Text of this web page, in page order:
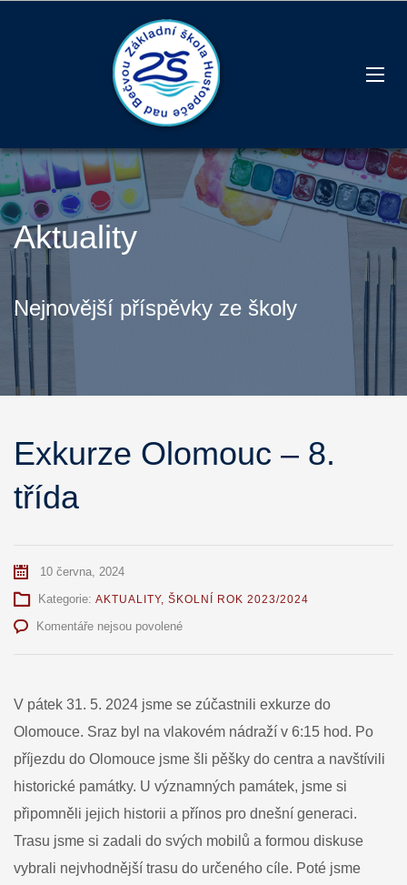
Aktuality
Nejnovější příspěvky ze školy
Exkurze Olomouc – 8.
třída
10 června, 2024
Kategorie: AKTUALITY, ŠKOLNÍ ROK 2023/2024
Komentáře nejsou povolenéu
Exkurze
–
8.
V pátek 31. 5. 2024 jsme se zúčastnili exkurze do
Olomouce. Sraz byl na vlakovém nádraží v 6:15 hod. Po
příjezdu do Olomouce jsme šli pěšky do centra a navštívili
historické památky. U významných památek, jsme si
připomněli jejich historii a přínos pro dnešní generaci.
Trasu jsme si zadali do svých mobilů a formou diskuse
vybrali nejvhodnější trasu do určeného cíle. Poté jsme